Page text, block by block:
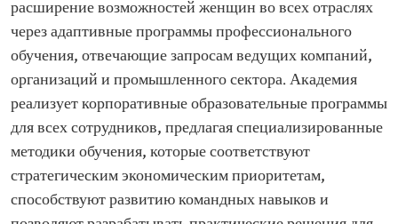
расширение возможностей женщин во всех отраслях
через адаптивные программы профессионального
обучения, отвечающие запросам ведущих компаний,
организаций и промышленного сектора. Академия
реализует корпоративные образовательные программы
для всех сотрудников, предлагая специализированные
методики обучения, которые соответствуют
стратегическим экономическим приоритетам,
способствуют развитию командных навыков и